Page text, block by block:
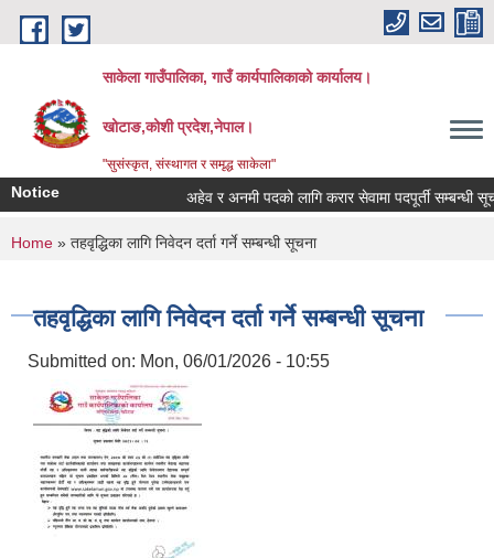
Skip to main content
साकेला गाउँपालिका, गाउँ कार्यपालिकाको कार्यालय।
खोटाङ,कोशी प्रदेश,नेपाल।
"सुसंस्कृत, संस्थागत र समृद्ध साकेला"
Notice अहेव र अनमी पदको लागि करार सेवामा पदपूर्ती सम्बन्धी सूचना
You are here
Home » तहवृद्धिका लागि निवेदन दर्ता गर्ने सम्बन्धी सूचना
तहवृद्धिका लागि निवेदन दर्ता गर्ने सम्बन्धी सूचना
Submitted on: Mon, 06/01/2026 - 10:55